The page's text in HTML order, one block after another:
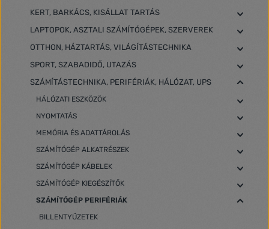
KERT, BARKÁCS, KISÁLLAT TARTÁS
LAPTOPOK, ASZTALI SZÁMÍTÓGÉPEK, SZERVEREK
OTTHON, HÁZTARTÁS, VILÁGÍTÁSTECHNIKA
SPORT, SZABADIDŐ, UTAZÁS
SZÁMÍTÁSTECHNIKA, PERIFÉRIÁK, HÁLÓZAT, UPS
HÁLÓZATI ESZKÖZÖK
NYOMTATÁS
MEMÓRIA ÉS ADATTÁROLÁS
SZÁMÍTÓGÉP ALKATRÉSZEK
SZÁMÍTÓGÉP KÁBELEK
SZÁMÍTÓGÉP KIEGÉSZÍTŐK
SZÁMÍTÓGÉP PERIFÉRIÁK
BILLENTYŰZETEK